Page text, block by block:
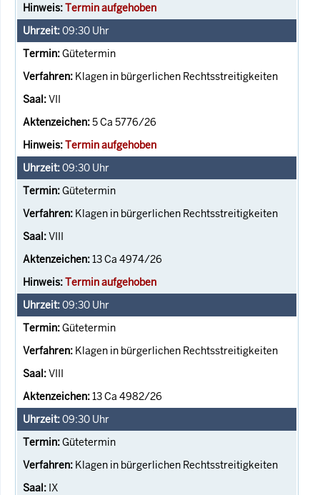
Termin aufgehoben
09:30 Uhr
Gütetermin
Klagen in bürgerlichen Rechtsstreitigkeiten
VII
5 Ca 5776/26
Termin aufgehoben
09:30 Uhr
Gütetermin
Klagen in bürgerlichen Rechtsstreitigkeiten
VIII
13 Ca 4974/26
Termin aufgehoben
09:30 Uhr
Gütetermin
Klagen in bürgerlichen Rechtsstreitigkeiten
VIII
13 Ca 4982/26
09:30 Uhr
Gütetermin
Klagen in bürgerlichen Rechtsstreitigkeiten
IX